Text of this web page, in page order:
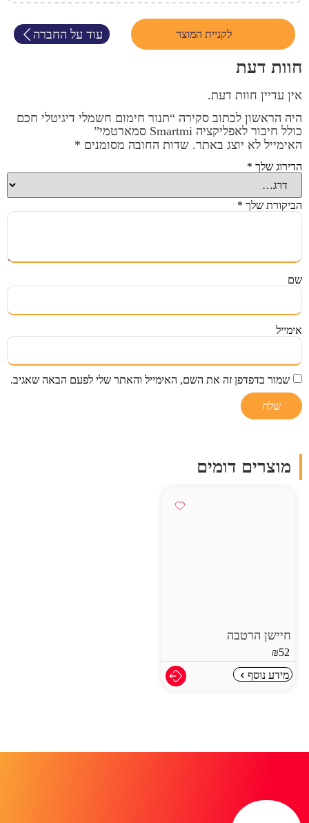
לקניית המוצר עוד על החברה
חוות דעת
אין עדיין חוות דעת.
היה הראשון לכתוב סקירה “תנור חימום חשמלי דיגיטלי חכם
כולל חיבור לאפליקציה Smartmi סמארטמי”
האימייל לא יוצג באתר. שדות החובה מסומנים *
הדירוג שלך *
הביקורת שלך *
שם
אימייל
שמור בדפדפן זה את השם, האימייל והאתר שלי לפעם הבאה שאגיב.
מוצרים דומים
חיישן הרטבה
₪52
מידע נוסף